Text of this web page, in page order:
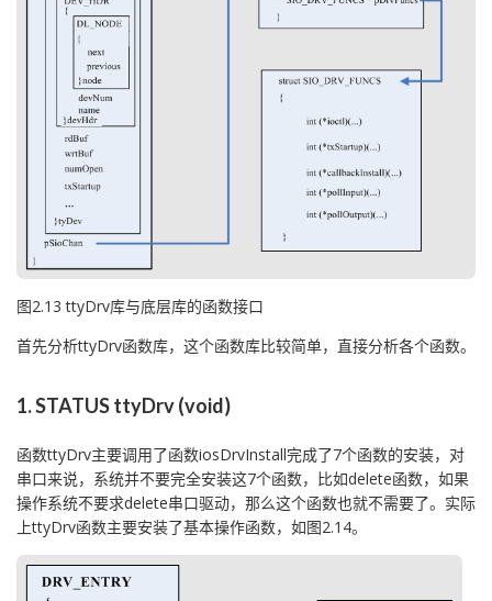
图2.13 ttyDrv库与底层库的函数接口
首先分析ttyDrv函数库，这个函数库比较简单，直接分析各个函数。
1. STATUS ttyDrv (void)
函数ttyDrv主要调用了函数iosDrvInstall完成了7个函数的安装，对
串口来说，系统并不要完全安装这7个函数，比如delete函数，如果
操作系统不要求delete串口驱动，那么这个函数也就不需要了。实际
上ttyDrv函数主要安装了基本操作函数，如图2.14。